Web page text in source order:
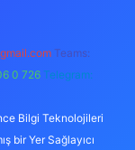
Teams:
0 726 Telegram:
Bilgi Teknolojileri
bir Yer Sağlayıcı